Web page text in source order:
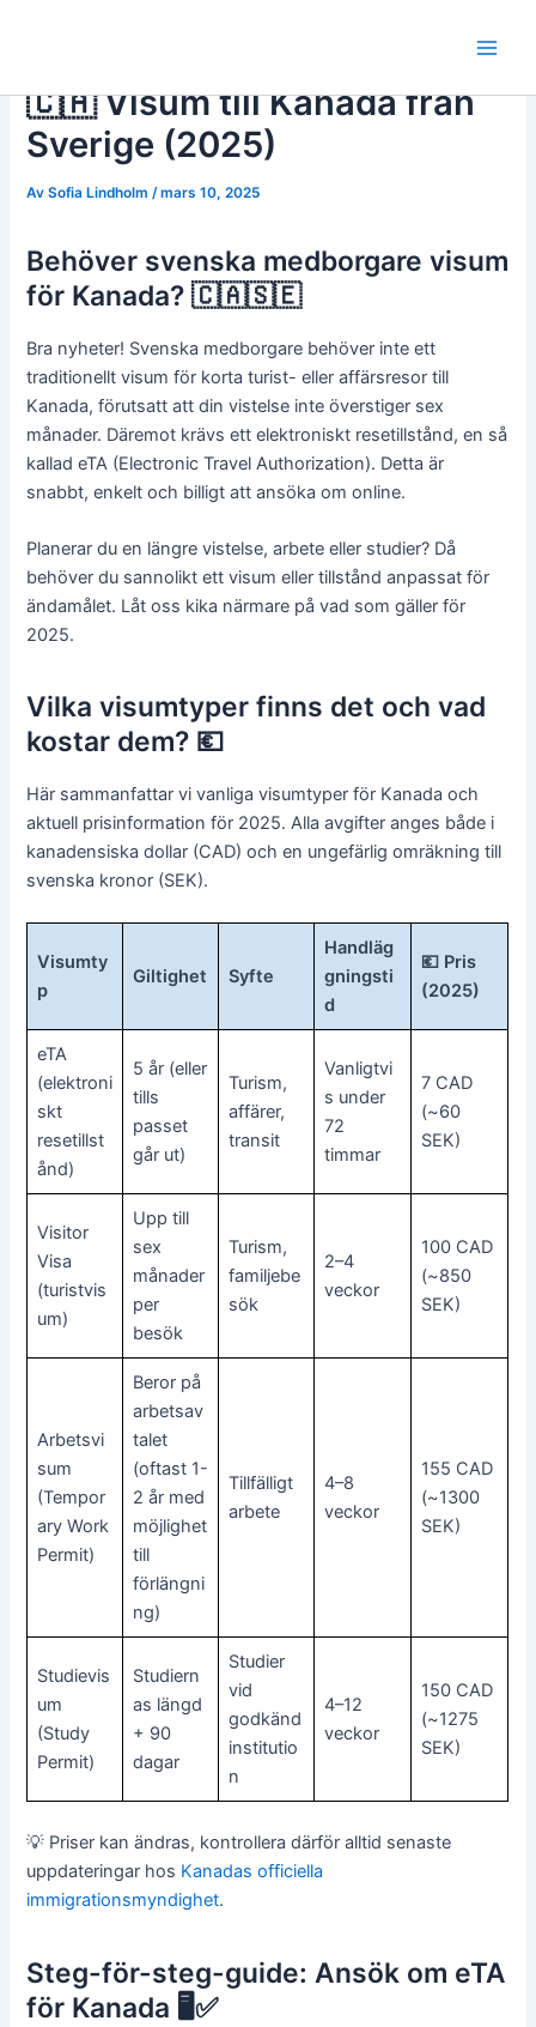
🇨🇦 Visum till Kanada från
Sverige (2025)
Av Sofia Lindholm /mars 10, 2025
Behöver svenska medborgare visum
för Kanada? 🇨🇦🇸🇪
Bra nyheter! Svenska medborgare behöver inte ett
traditionellt visum för korta turist- eller affärsresor till
Kanada, förutsatt att din vistelse inte överstiger sex
månader. Däremot krävs ett elektroniskt resetillstånd, en så
kallad eTA (Electronic Travel Authorization). Detta är
snabbt, enkelt och billigt att ansöka om online.
Planerar du en längre vistelse, arbete eller studier? Då
behöver du sannolikt ett visum eller tillstånd anpassat för
ändamålet. Låt oss kika närmare på vad som gäller för
2025.
Vilka visumtyper finns det och vad
kostar dem? 💶
Här sammanfattar vi vanliga visumtyper för Kanada och
aktuell prisinformation för 2025. Alla avgifter anges både i
kanadensiska dollar (CAD) och en ungefärlig omräkning till
svenska kronor (SEK).
Visumty
p
Giltighet Syfte
Handläg
gningsti
d
💶 Pris
(2025)
eTA
(elektroni
skt
resetillst
ånd)
5 år (eller
tills
passet
går ut)
Turism,
affärer,
transit
Vanligtvi
s under
72
timmar
7 CAD
(~60
SEK)
Visitor
Visa
(turistvis
um)
Upp till
sex
månader
per
besök
Turism,
familjebe
sök
2–4
veckor
100 CAD
(~850
SEK)
Arbetsvi
sum
(Tempor
ary Work
Permit)
Beror på
arbetsav
talet
(oftast 1-
2 år med
möjlighet
till
förlängni
ng)
Tillfälligt
arbete
4–8
veckor
155 CAD
(~1300
SEK)
Studievis
um
(Study
Permit)
Studiern
as längd
+ 90
dagar
Studier
vid
godkänd
institutio
n
4–12
veckor
150 CAD
(~1275
SEK)
💡 Priser kan ändras, kontrollera därför alltid senaste
uppdateringar hos Kanadas officiella
immigrationsmyndighet.
Steg-för-steg-guide: Ansök om eTA
för Kanada 🖥️✅